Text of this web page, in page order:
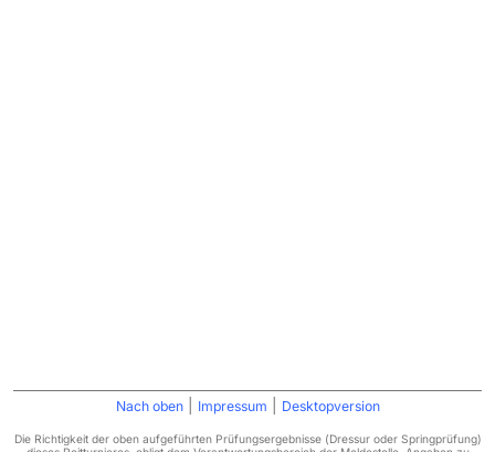
Nach oben Impressum Desktopversion
Die Richtigkeit der oben aufgeführten Prüfungsergebnisse (Dressur oder Springprüfung)